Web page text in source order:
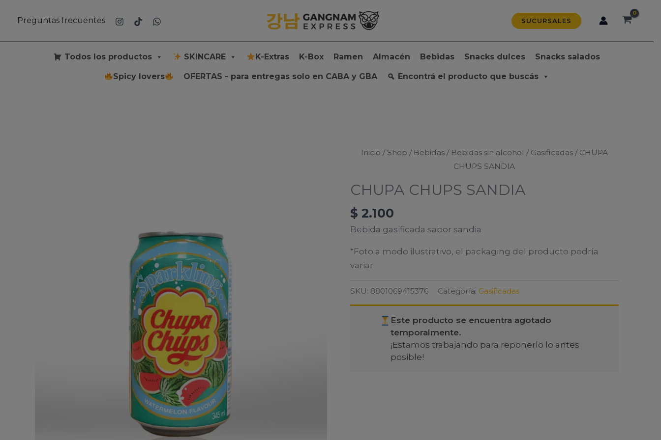
Preguntas frecuentes SUCURSALES
Todos los productos SKINCARE K-Extras K-Box Ramen Almacén Bebidas Snacks dulces Snacks salados
Spicy lovers OFERTAS - para entregas solo en CABA y GBA Encontrá el producto que buscás
Inicio / Shop / Bebidas/ Bebidas sin alcohol / Gasificadas/ CHUPA
CHUPS SANDIA
CHUPA CHUPS SANDIA
$ 2.100
Bebida gasificada sabor sandia
*Foto a modo ilustrativo, el packaging del producto podría
variar
SKU: 8801069415376 Categoría: Gasificadas
Este producto se encuentra agotado
temporalmente.
¡Estamos trabajando para reponerlo lo antes
posible!